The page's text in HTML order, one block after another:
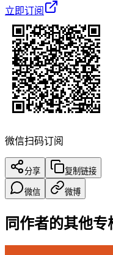
立即订阅
微信扫码订阅
分享 复制链接
微信 微博
同作者的其他专